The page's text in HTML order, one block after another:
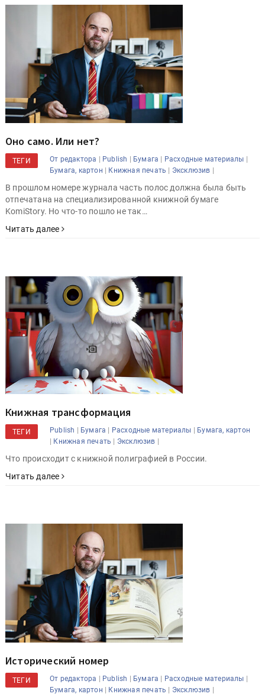
Оно само. Или нет?
ТЕГИ От редактора | Publish | Бумага | Расходные материалы |
Бумага, картон | Книжная печать | Эксклюзив |
В прошлом номере журнала часть полос должна была быть
отпечатана на специализированной книжной бумаге
KomiStory. Но что-то пошло не так…
Читать далее
Книжная трансформация
ТЕГИ Publish | Бумага | Расходные материалы | Бумага, картон
| Книжная печать | Эксклюзив |
Что происходит с книжной полиграфией в России.
Читать далее
Исторический номер
ТЕГИ От редактора | Publish | Бумага | Расходные материалы |
Бумага, картон | Книжная печать | Эксклюзив |